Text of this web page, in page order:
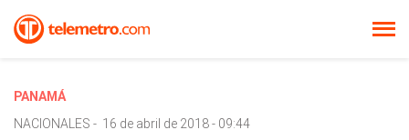
PANAMÁ
NACIONALES - 16 de abril de 2018 - 09:44